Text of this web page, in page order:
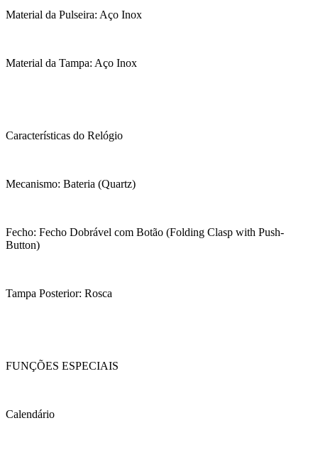
Material da Pulseira: Aço Inox
Material da Tampa: Aço Inox
Características do Relógio
Mecanismo: Bateria (Quartz)
Fecho: Fecho Dobrável com Botão (Folding Clasp with Push-
Button)
Tampa Posterior: Rosca
FUNÇÕES ESPECIAIS
Calendário